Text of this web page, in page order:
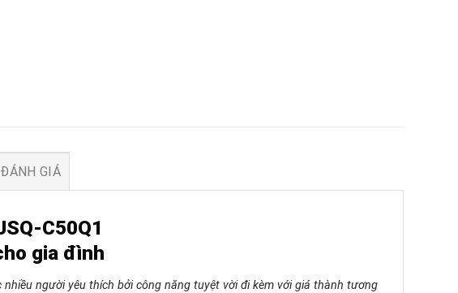
GIÁ
C50Q1
gia đình
người yêu thích bởi công năng tuyệt vời đi kèm với giá thành tương